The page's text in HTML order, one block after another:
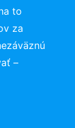
to
za
–